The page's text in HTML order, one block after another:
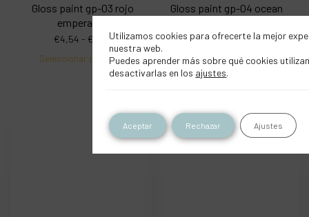
Gloss paint gp-03 rojo
emperador
€4,54 - € 9,12
Seleccionar opciones
Gloss paint gp-04 ocean
Seleccionar opciones
Utilizamos cookies para ofrecerte la mejor
nuestra web.
Puedes aprender más sobre qué cookies
desactivarlas en los ajustes.
Aceptar Rechazar Ajustes